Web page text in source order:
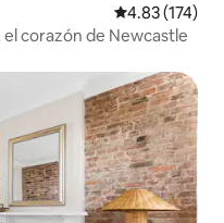
Calificación
4.83 (174)
corazón de Newcastle